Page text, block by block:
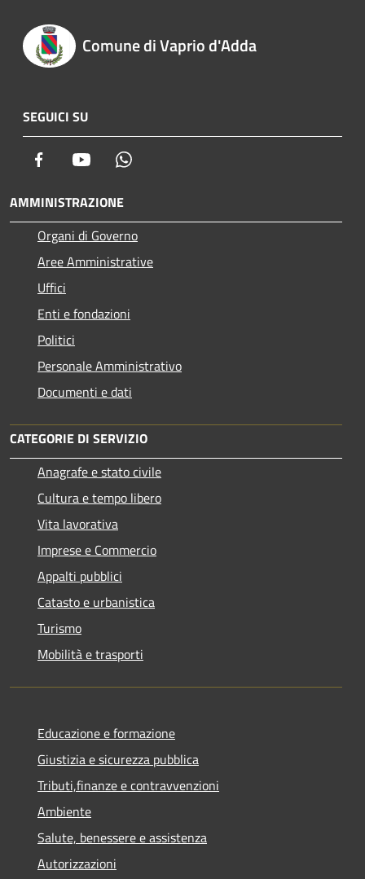
Comune di Vaprio d'Adda
SEGUICI SU
Facebook Youtube
AMMINISTRAZIONE
Organi di Governo
Aree Amministrative
Uffici
Enti e fondazioni
Politici
Personale Amministrativo
Documenti e dati
CATEGORIE DI SERVIZIO
Anagrafe e stato civile
Cultura e tempo libero
Vita lavorativa
Imprese e Commercio
Appalti pubblici
Catasto e urbanistica
Turismo
Mobilità e trasporti
Educazione e formazione
Giustizia e sicurezza pubblica
Tributi,finanze e contravvenzioni
Ambiente
Salute, benessere e assistenza
Autorizzazioni